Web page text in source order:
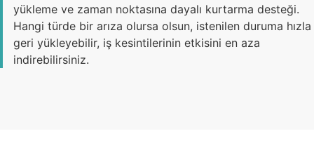
yükleme ve zaman noktasına dayalı kurtarma desteği.
Hangi türde bir arıza olursa olsun, istenilen duruma hızla
geri yükleyebilir, iş kesintilerinin etkisini en aza
indirebilirsiniz.